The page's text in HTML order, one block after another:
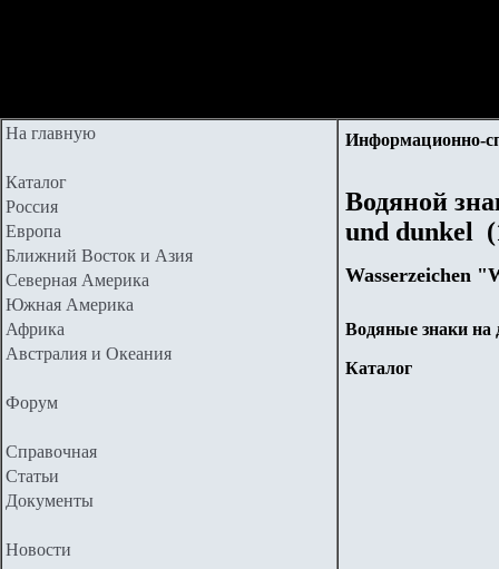
На главную
Каталог
Россия
Европа
Ближний Восток и Азия
Северная Америка
Южная Америка
Африка
Австралия и Океания
Форум
Справочная
Статьи
Документы
Новости
Информационно-
Водяной
und dunkel
Wasserzeichen
Водяные знаки на
Каталог